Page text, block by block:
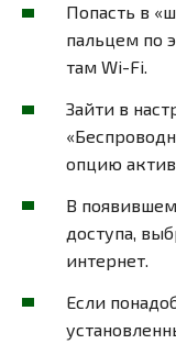
Попасть в
пальцем по
там Wi-Fi.
Зайти в
опцию
В
доступа,
интернет.
Если